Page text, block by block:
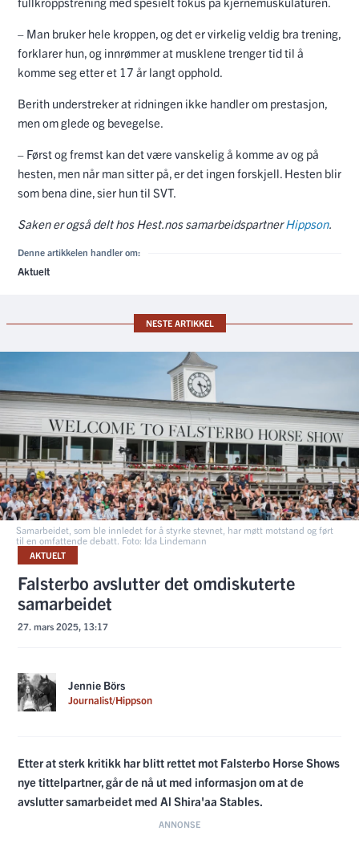
– Man bruker hele kroppen, og det er virkelig veldig bra trening,
forklarer hun, og innrømmer at musklene trenger tid til å
komme seg etter et 17 år langt opphold.
Berith understreker at ridningen ikke handler om prestasjon,
men om glede og bevegelse.
– Først og fremst kan det være vanskelig å komme av og på
hesten, men når man sitter på, er det ingen forskjell. Hesten blir
som bena dine, sier hun til SVT.
Saken er også delt hos Hest.nos samarbeidspartnerHippson.
Denne artikkelen handler om:
Aktuelt
NESTE ARTIKKEL
Samarbeidet, som ble innledet for å styrke stevnet, har møtt motstand og ført
til en omfattende debatt. Foto: Ida Lindemann
AKTUELT
Falsterbo avslutter det omdiskuterte
samarbeidet
27. mars 2025, 13:17
Jennie Börs
Journalist/Hippson
Etter at sterk kritikk har blitt rettet mot Falsterbo Horse Shows
nye tittelpartner, går de nå ut med informasjon om at de
avslutter samarbeidet med Al Shira'aa Stables.